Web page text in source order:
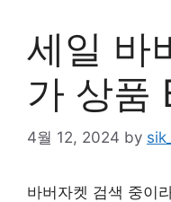
세일 바
가 상품
4월 12, 2024 by
바버자켓 검색 중이